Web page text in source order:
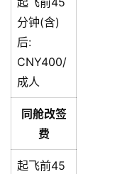
分钟(含)
后:
CNY400/
成人
同舱改签
费
起飞前45